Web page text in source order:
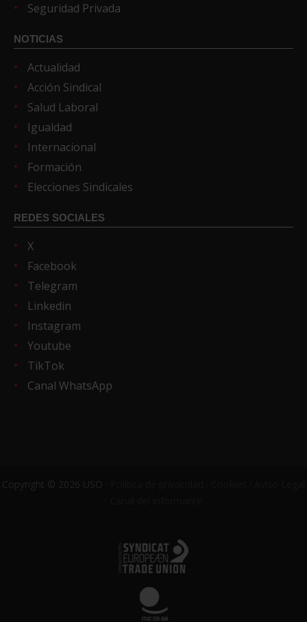
Seguridad Privada
NOTICIAS
Actualidad
Acción Sindical
Salud Laboral
Igualdad
Internacional
Formación
Elecciones Sindicales
REDES SOCIALES
X
Facebook
Telegram
Linkedin
Instagram
Youtube
TikTok
Canal WhatsApp
Copyright © 2026 USO ·